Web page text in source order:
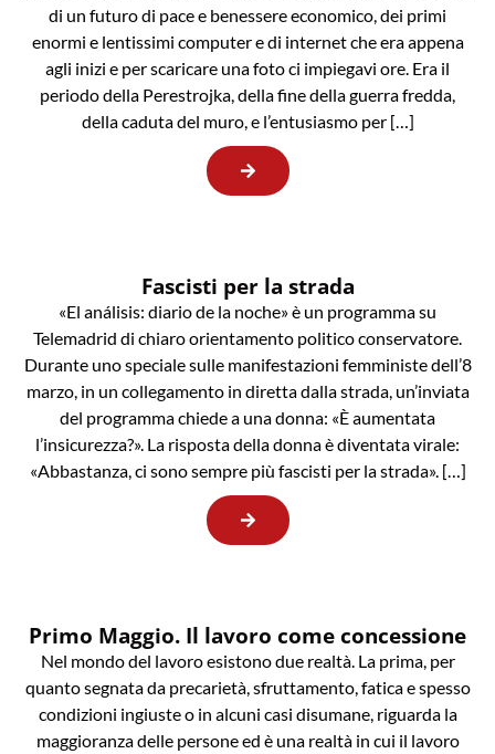
di un futuro di pace e benessere economico, dei primi
enormi e lentissimi computer e di internet che era appena
agli inizi e per scaricare una foto ci impiegavi ore. Era il
periodo della Perestrojka, della fine della guerra fredda,
della caduta del muro, e l’entusiasmo per […]
Fascisti per la strada
«El análisis: diario de la noche» è un programma su
Telemadrid di chiaro orientamento politico conservatore.
Durante uno speciale sulle manifestazioni femministe dell’8
marzo, in un collegamento in diretta dalla strada, un’inviata
del programma chiede a una donna: «È aumentata
l’insicurezza?». La risposta della donna è diventata virale:
«Abbastanza, ci sono sempre più fascisti per la strada». […]
Primo Maggio. Il lavoro come concessione
Nel mondo del lavoro esistono due realtà. La prima, per
quanto segnata da precarietà, sfruttamento, fatica e spesso
condizioni ingiuste o in alcuni casi disumane, riguarda la
maggioranza delle persone ed è una realtà in cui il lavoro